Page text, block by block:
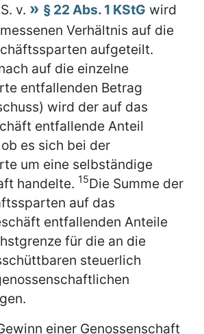
v.
§ 22 Abs. 1 KStG wird
Verhältnis auf die
aufgeteilt.
auf die einzelne
entfallenden Betrag
wird der auf das
entfallende Anteil
es sich bei der
um eine selbständige
handelte. 15Die Summe der
auf das
entfallenden Anteile
für die an die
steuerlich
einer Genossenschaft